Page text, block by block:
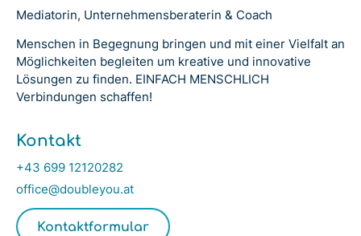
Mediatorin, Unternehmensberaterin & Coach
Menschen in Begegnung bringen und mit einer Vielfalt an
Möglichkeiten begleiten um kreative und innovative
Lösungen zu finden. EINFACH MENSCHLICH
Verbindungen schaffen!
Kontakt
+43 699 12120282
office@doubleyou.at
Kontaktformular